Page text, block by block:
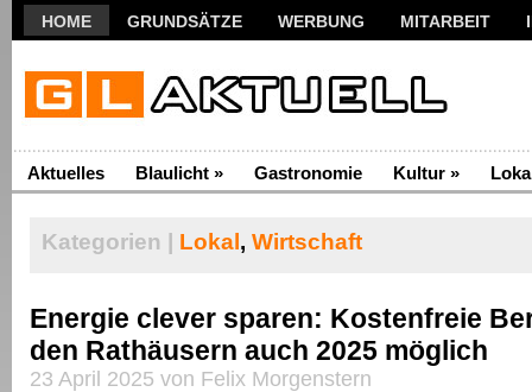
HOME GRUNDSÄTZE WERBUNG MITARBEIT
Aktuelles Blaulicht » Gastronomie Kultur »
Kategorien | Lokal , Wirtschaft
Energie clever sparen: Kostenfreie
den Rathäusern auch 2025 möglich
23 April 2025 von Felix Morgenstern